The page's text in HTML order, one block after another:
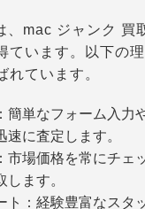
、mac ジャンク 買
ています。以下の
れています。
簡単なフォーム入力
速に査定します。
市場価格を常にチェ
します。
ト：経験豊富なスタ